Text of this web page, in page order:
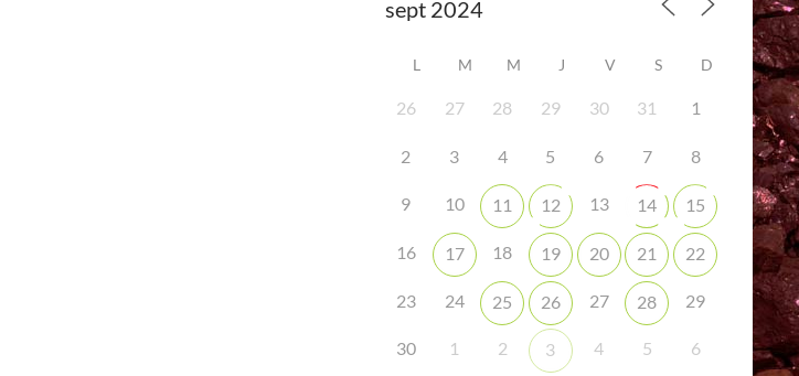
Office 365
L M M J V S D
26 27 28 29 30 31 1
2 3 4 5 6 7 8
9 10 11 12 13 14 15
16 17 18 19 20 21 22
23 24 25 26 27 28 29
30 1 2 3 4 5 6